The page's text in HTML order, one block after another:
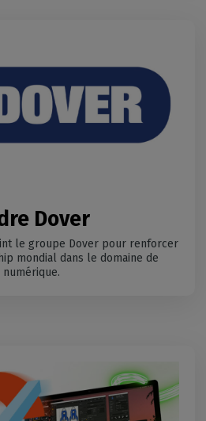
Dover
le groupe Dover pour renforcer
mondial dans le domaine de